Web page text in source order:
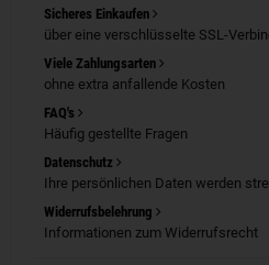
Sicheres Einkaufen
über eine verschlüsselte SSL-
Viele Zahlungsarten
ohne extra anfallende Kosten
FAQ's
Häufig gestellte Fragen
Datenschutz
Ihre persönlichen Daten werden
Widerrufsbelehrung
Informationen zum Widerrufsrecht